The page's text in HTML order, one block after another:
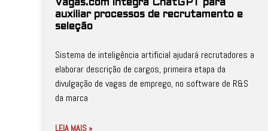
Vagas.com integra ChatGPT para
auxiliar processos de recrutamento e
seleção
Sistema de inteligência artificial ajudará recrutadores a
elaborar descrição de cargos, primeira etapa da
divulgação de vagas de emprego, no software de R&S
da marca
LEIA MAIS »